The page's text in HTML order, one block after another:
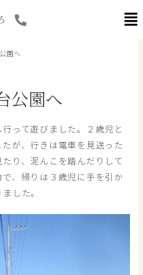
園へ
公園へ
って遊びました。２歳児と
が、行きは電車を見送った
り、泥んこを踏んだりして
、帰りは３歳児に手を引か
した。